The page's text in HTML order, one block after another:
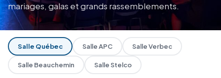
mariages, galas et grands rassemblements.
Salle Québec Salle APC Salle Verbec
Salle Beauchemin Salle Stelco